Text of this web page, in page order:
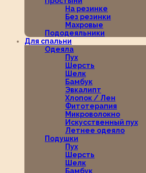
На резинке
Без резинки
Махровые
Пододеяльники
Для спальни
Одеяла
Пух
Шерсть
Шелк
Бамбук
Эвкалипт
Хлопок / Лен
Фитотерапия
Микроволокно
Искусственный пух
Летнее одеяло
Подушки
Пух
Шерсть
Шелк
Бамбук